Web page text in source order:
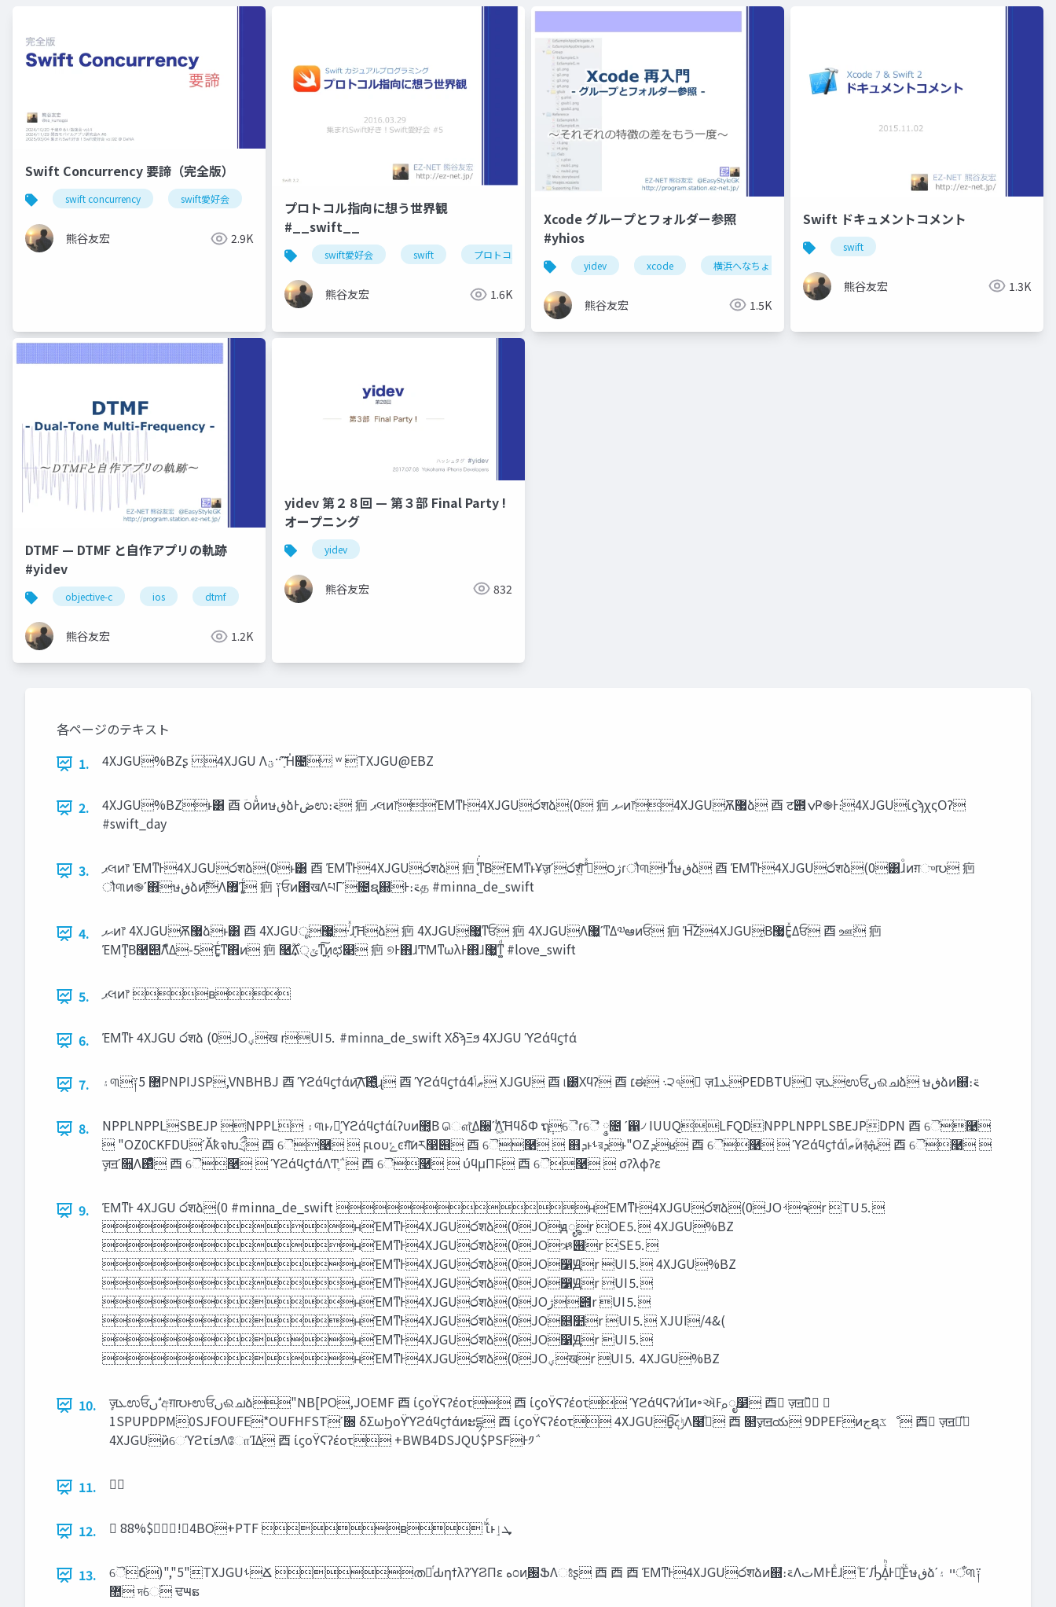
Swift Concurrency 要諦（完全版）
swift concurrency swift愛好会
熊谷友宏 2.9K
プロトコル指向に想う世界観
#__swift__
swift愛好会 swift プロトコル指向
熊谷友宏 1.6K
Xcode グループとフォルダー参照
#yhios
yidev xcode 横浜へなちょこ勉強会
熊谷友宏 1.5K
Swift ドキュメントコメント
swift
熊谷友宏 1.3K
DTMF — DTMF と自作アプリの軌跡
#yidev
objective-c ios dtmf オーディオ yidev
熊谷友宏 1.2K
yidev 第２８回 — 第３部 Final Party !
オープニング
yidev
熊谷友宏 832
各ページのテキスト
1.
4XJGU%BZʂ 4XJGU Λ‫ָ͠ʹ··ؾ‬Ή̍೔ؒ ʷ TXJGU@EBZ
2.
4XJGU%BZͱ͸ ⾣ ؔ౦ͷ̎ͭͷษ‫ڧ‬ձͰ‫ڞ‬ಉ։࠵ 㾎 ‫ޕ‬લͷ෦ΈΜͳͰ4XJGU෮शձ(0 㾎 ‫ޙޕ‬ͷ෦4XJGUѪ޷ձ ⾣ ट౎‫ݍ‬Ҏ֎Ͱ։͘4XJGUίϛϡχςΟʔ
#swift_day
3.
‫ޕ‬લͷ෦ ΈΜͳͰ4XJGU෮शձ(0ͱ͸ ⾣ ΈΜͳͰ4XJGU෮शձ 㾎 ͔ͤͬ͘ͳΒΈΜͳͱҰॹʹ෮श͍ͨ͠ ͦ͏ࢥͬͯ౦‫ژ‬ɾौ୩Ͱ࢝Ίͨษ‫ڧ‬ձ ⾣ ΈΜͳͰ4XJGU෮शձ(0͸ɺͦͷग़ு൛ 㾎
ौ୩ͷ֎ʹ΋ษ‫ڧ‬ձͷָ͠͞Λ޿Ί͍ͨ 㾎 ༑ਓͷ఻खΛཔΓʹ೔ຊ֤஍Ͱ։࠵த #minna_de_swift
4.
‫ޙޕ‬ͷ෦ 4XJGUѪ޷ձͱ͸ ⾣ 4XJGU޷͖͕ू·ͬͯɺָ͠Ήձ 㾎 4XJGU͕޷͖ͳਓ 㾎 4XJGUΛ޷͖ʹͳΔ༧ఆͷਓ 㾎 Ή͠Ζ4XJGU͔Β޷͔Ε͍ͯΔਓ ⾣ ஊٛ 㾎
ΈΜͳ͔Β࿩୊ΛืΔ-5Έ͍ͨͳ΋ͷ 㾎 ࿩࣌ؒ͢Λ੍‫͍ͳ͠ݶ‬ͷ͕ಛ௃ 㾎 ୭Ͱ΋ɺͲΜͳωλͰ΋ɺ޷͖ͳ͚ͩ #love_swift
5. ‫ޕ‬લͷ෦ ʙ
6. ΈΜͳͰ 4XJGU ෮शձ (0JO‫ؠ‬ख rUI⒌ #minna_de_swift ΧδϡΞϧ 4XJGU ϓϩάϥϛϯά
7. ‫۽‬୩༑޺ 5PNPIJSP,VNBHBJ ⾣ ϓϩάϥϛϯάͷָ͠͞Λ఻͍͖͍͑ͯͨɻ ⾣ ϓϩάϥϛϯά‫ ޠݴ‬4XJGU ⾣ ୲౰Χϥʔ ⾣ ‫׆‬ಈ ‫܈‬੨৭ ٕज़‫ܥ‬1PEDBTU ٕज़‫ܥ‬ಉਓࢽଈചձ ษ‫ڧ‬ձͷ஍ํ։࠵
8.
NPPLNPPLSBEJP NPPL ‫۽‬୩ͱ៸໘͕ϓϩάϥϛϯάίʔυͷ಺͔Β ௌ͑ͯ͘͜Δ੠ʹࣖΛ܏ָ͚ͯ͠ΉϥδΦ ຖ݄ୈ̎ɾୈ̐ ݄༵೔ ʹ഑৴ IUUQLFQDNPPLNPPLSBEJPDPN ⾣ ୈ࿩
 "OZ0CKFDUʹӐ͏ҟจԽަྲྀ ⾣ ୈ࿩  ϝιου‫ͼݺ‬ग़͠ͷཪ෣୆ ⾣ ୈ࿩  ஋‫ࢀͱܕ‬র‫"ͱܕ‬OZ‫ܕ‬ʁ ⾣ ୈ࿩  ϓϩάϥϛϯά‫ؒޠݴ‬ͷ࿈‫ܞ‬ ⾣ ୈ࿩ 
ٕज़ॻʹ૝͍Λ஘ͤͯ ⾣ ୈ࿩  ϓϩάϥϛϯάΛͲ͏ֶ΅͏ ⾣ ୈ࿩  ύϥμΠϜ ⾣ ୈ࿩  σʔλϕʔε
9.
ΈΜͳͰ 4XJGU ෮शձ(0 #minna_de_swift ʜΈΜͳͰ4XJGU෮शձ(0JOࡳຈr TU⒌
ʜΈΜͳͰ4XJGU෮शձ(0JOԭೄr OE⒌ 4XJGU%BZ 
ʜΈΜͳͰ4XJGU෮शձ(0JOઋ୆r SE⒌
ʜΈΜͳͰ4XJGU෮शձ(0JO෱Ԭr UI⒌ 4XJGU%BZ 
ʜΈΜͳͰ4XJGU෮शձ(0JO෱Ԭr UI⒌
ʜΈΜͳͰ4XJGU෮शձ(0JO‫౎ژ‬r UI⒌
ʜΈΜͳͰ4XJGU෮शձ(0JO௕໺r UI⒌ XJUI/4&(
ʜΈΜͳͰ4XJGU෮शձ(0JO෱Ԭr UI⒌
ʜΈΜͳͰ4XJGU෮शձ(0JO‫ؠ‬खr UI⒌ 4XJGU%BZ 
10.
ٕज़‫ܥ‬ಉਓࢽ ࣗඅग़൛ͱಉਓࢽଈചձ"NB[PO,JOEMF ⾣ ίϛοΫϚʔέοτ ⾣ ίϛοΫϚʔέοτ ϓϩάϥϚʔͷͨΊͷ৽ઍࡀۭߓೖ໳ ⾣ ٕज़ॻయ̏ 
1SPUPDPM0SJFOUFE*OUFHFSTʹ૝͏ δΣωϦοΫϓϩάϥϛϯάͷະདྷ ⾣ ίϛοΫϚʔέοτ 4XJGUΒ͍͠ද‫ݱ‬Λ໨ࢦͦ͏ ⾣ ௒ٕज़ॻయ 9DPEFͷ‫ج‬ຊ‫ػ‬ೳ ⾣ ٕज़ॻయ̎
4XJGUͷ̏େϓϩτίϧΛோΊΔ ⾣ ίϛοΫϚʔέοτ +BWB4DSJQU$PSFͰ༡΅͏
11.
12.
13.
ୈճ)","5"TXJGUࢀՃ തଟᷫԂηϯλʔϓϨΠε ‫ه‬೦ͷָ԰ՖΛଃͬͨʂ ⾣ ⾣ ⾣ ΈΜͳͰ4XJGU෮शձͷ஍ํ։࠵Λ‫ت‬ΜͰ͘Εͯɺ ͦΕʹԠ͑Δ͔ͨͪͰ։͍ͯ͘Εͨษ‫ڧ‬ձʹ‫ँײ‬ ‫۽‬୩༑
޺ দ‫ؗ‬େً ਢ౻ຘ